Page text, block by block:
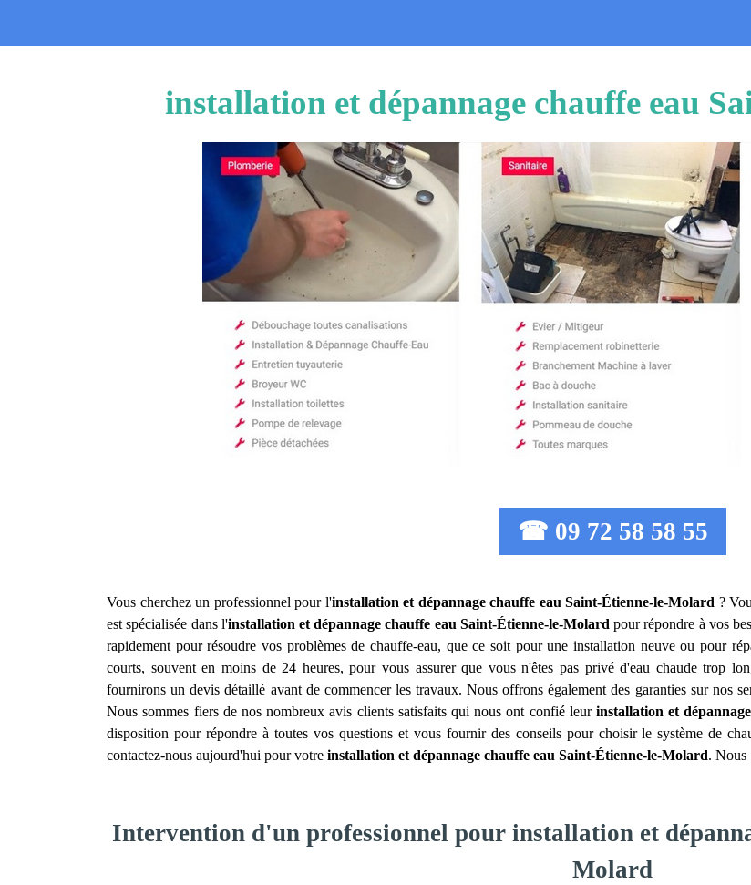
installation et dépannage chauffe eau
☎ 09 72 58 58 55
Vous cherchez un professionnel pour l'installation et dépannage chauffe eau Saint-Étienne-le-Molard ?
est spécialisée dans l'installation et dépannage chauffe eau Saint-Étienne-le-Molard pour répondre à vos
rapidement pour résoudre vos problèmes de chauffe-eau, que ce soit pour une installation neuve ou pour
courts, souvent en moins de 24 heures, pour vous assurer que vous n'êtes pas privé d'eau chaude trop
fournirons un devis détaillé avant de commencer les travaux. Nous offrons également des garanties sur nos
Nous sommes fiers de nos nombreux avis clients satisfaits qui nous ont confié leurinstallation et
disposition pour répondre à toutes vos questions et vous fournir des conseils pour choisir le système de
contactez-nous aujourd'hui pour votreinstallation et dépannage chauffe eau Saint-Étienne-le-Molard. Nous
Intervention d'un professionnel pour installation et
Molard